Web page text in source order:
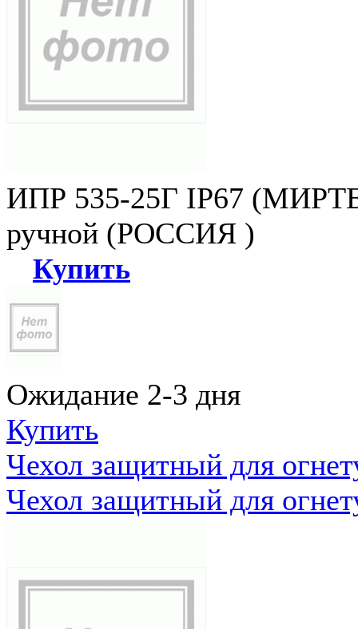
ИПР 535-25Г IP67
ручной (РОССИЯ )
Купить
Ожидание 2-3 дня
Купить
Чехол защитный для
Чехол защитный для